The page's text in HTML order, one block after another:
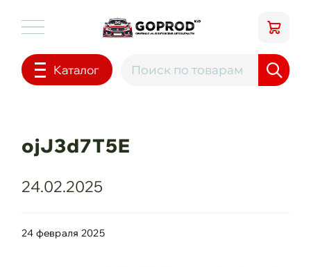
Каталог
ojJ3d7T5E
24.02.2025
24 февраля 2025